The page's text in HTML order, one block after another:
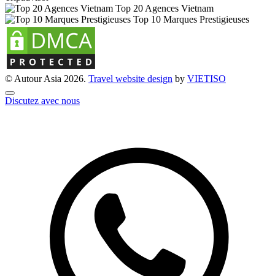
Top 20 Agences Vietnam
Top 10 Marques Prestigieuses
© Autour Asia 2026. Travel website design by VIETISO
Discutez avec nous